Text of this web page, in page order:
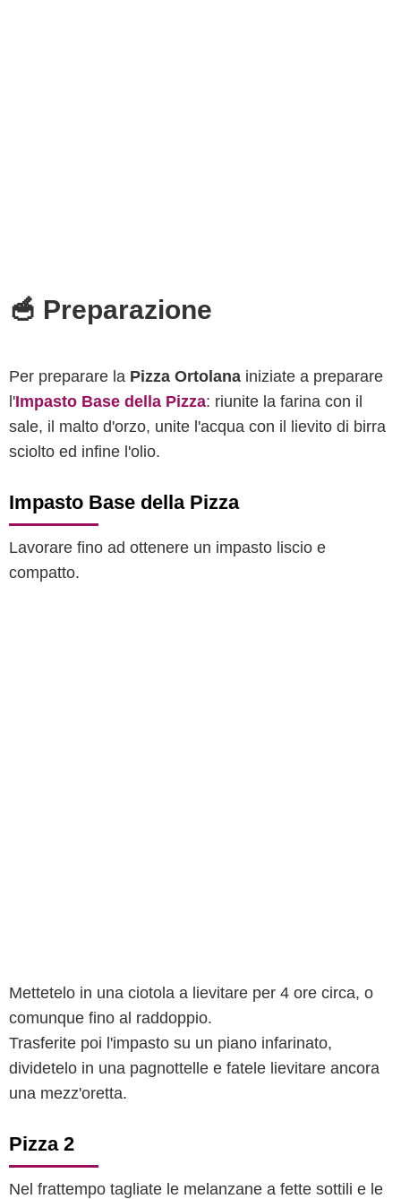
🥣 Preparazione
Per preparare la Pizza Ortolana iniziate a preparare
l'Impasto Base della Pizza: riunite la farina con il
sale, il malto d'orzo, unite l'acqua con il lievito di birra
sciolto ed infine l'olio.
Impasto Base della Pizza
Lavorare fino ad ottenere un impasto liscio e
compatto.
Mettetelo in una ciotola a lievitare per 4 ore circa, o
comunque fino al raddoppio.
Trasferite poi l'impasto su un piano infarinato,
dividetelo in una pagnottelle e fatele lievitare ancora
una mezz'oretta.
Pizza 2
Nel frattempo tagliate le melanzane a fette sottili e le